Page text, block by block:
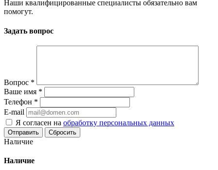
Наши квалифицированные специалисты обязательно вам
помогут.
Задать вопрос
Вопрос *
Ваше имя *
Телефон *
E-mail
Я согласен на обработку персональных данных
Сбросить
Наличие
Наличие